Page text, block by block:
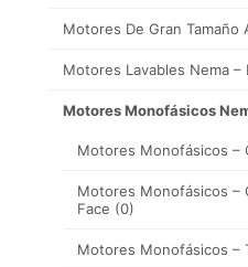
Motores De Gran Tamaño
Motores Lavables Nema –
Motores Monofásicos
Motores Monofásicos –
Motores Monofásicos –
Face (0)
Motores Monofásicos –